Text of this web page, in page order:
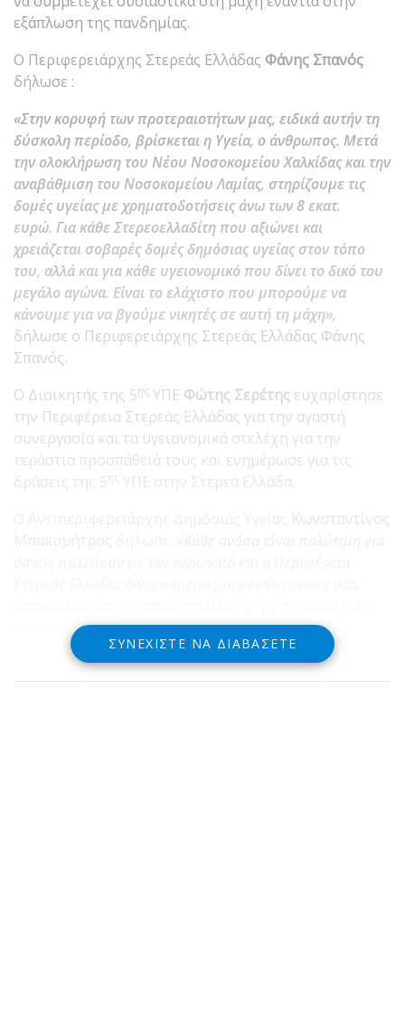
εξάπλωση της πανδημίας.
Ο Περιφερειάρχης Στερεάς Ελλάδας Φάνης Σπανός
δήλωσε :
«Στην κορυφή των προτεραιοτήτων μας, ειδικά αυτήν τη
δύσκολη περίοδο, βρίσκεται η Υγεία, ο άνθρωπος. Μετά
την ολοκλήρωση του Νέου Νοσοκομείου Χαλκίδας και την
αναβάθμιση του Νοσοκομείου Λαμίας, στηρίζουμε τις
δομές υγείας με χρηματοδοτήσεις άνω των 8 εκατ.
ευρώ. Για κάθε Στερεοελλαδίτη που αξιώνει και
χρειάζεται σοβαρές δομές δημόσιας υγείας στον τόπο
του, αλλά και για κάθε υγειονομικό που δίνει το δικό του
μεγάλο αγώνα. Είναι το ελάχιστο που μπορούμε να
κάνουμε για να βγούμε νικητές σε αυτή τη μάχη»,
δήλωσε ο Περιφερειάρχης Στερεάς Ελλάδας Φάνης
Σπανός.
Ο Διοικητής της 5ης ΥΠΕ Φώτης Σερέτης ευχαρίστησε
την Περιφέρεια Στερεάς Ελλάδας για την αγαστή
συνεργασία και τα υγειονομικά στελέχη για την
τεράστια προσπάθειά τους και ενημέρωσε για τις
δράσεις της 5ης ΥΠΕ στην Στερεά Ελλάδα.
να σταθούν όρθια»
ΣΥΝΕΧΊΣΤΕ ΝΑ ΔΙΑΒΆΣΕΤΕ